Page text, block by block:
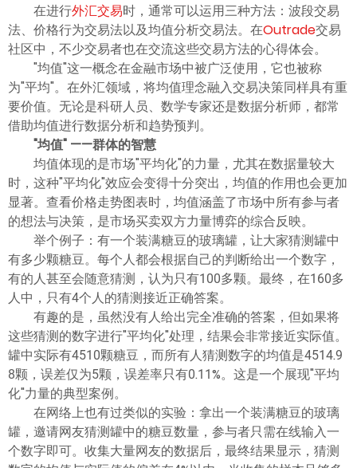
한글
日本語
Tiếng việt
ไทย
在进行外汇交易时，通常可以运用三种方法：波段交易
法、价格行为交易法以及均值分析交易法。在Outrade交易
社区中，不少交易者也在交流这些交易方法的心得体会。
"均值"这一概念在金融市场中被广泛使用，它也被称
为"平均"。在外汇领域，将均值理念融入交易决策同样具有重
要价值。无论是科研人员、数学专家还是数据分析师，都常
借助均值进行数据分析和趋势预判。
"均值" ——群体的智慧
均值体现的是市场"平均化"的力量，尤其在数据量较大
时，这种"平均化"效应会变得十分突出，均值的作用也会更加
显著。查看价格走势图表时，均值涵盖了市场中所有参与者
的想法与决策，是市场买卖双方力量博弈的综合反映。
举个例子：有一个装满糖豆的玻璃罐，让大家猜测罐中
有多少颗糖豆。每个人都会根据自己的判断给出一个数字，
有的人甚至会随意猜测，认为只有100多颗。最终，在160多
人中，只有4个人的猜测接近正确答案。
有趣的是，虽然没有人给出完全准确的答案，但如果将
这些猜测的数字进行"平均化"处理，结果会非常接近实际值。
罐中实际有4510颗糖豆，而所有人猜测数字的均值是4514.9
8颗，误差仅为5颗，误差率只有0.11%。这是一个展现"平均
化"力量的典型案例。
在网络上也有过类似的实验：拿出一个装满糖豆的玻璃
罐，邀请网友猜测罐中的糖豆数量，参与者只需在线输入一
个数字即可。收集大量网友的数据后，最终结果显示，猜测